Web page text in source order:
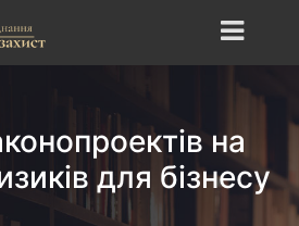
право.
на
для бізнесу